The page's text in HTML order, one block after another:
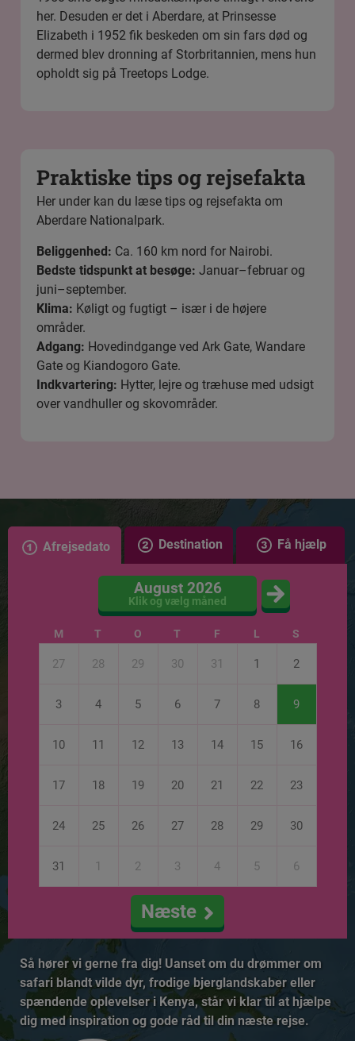
her. Desuden er det i Aberdare, at Prinsesse
Elizabeth i 1952 fik beskeden om sin fars død og
dermed blev dronning af Storbritannien, mens hun
opholdt sig på Treetops Lodge.
Praktiske tips og rejsefakta
Her under kan du læse tips og rejsefakta om
Aberdare Nationalpark.
Beliggenhed: Ca. 160 km nord for Nairobi.
Bedste tidspunkt at besøge: Januar–februar og
juni–september.
Klima: Køligt og fugtigt – især i de højere
områder.
Adgang: Hovedindgange ved Ark Gate, Wandare
Gate og Kiandogoro Gate.
Indkvartering: Hytter, lejre og træhuse med udsigt
over vandhuller og skovområder.
Afrejsedato Destination Få hjælp
August 2026
Klik og vælg måned
M T O T F L S
27 28 29 30 31 1 2
3 4 5 6 7 8 9
10 11 12 13 14 15 16
17 18 19 20 21 22 23
24 25 26 27 28 29 30
31 1 2 3 4 5 6
Næste
Så hører vi gerne fra dig! Uanset om du drømmer om
safari blandt vilde dyr, frodige bjerglandskaber eller
spændende oplevelser i Kenya, står vi klar til at hjælpe
dig med inspiration og gode råd til din næste rejse.